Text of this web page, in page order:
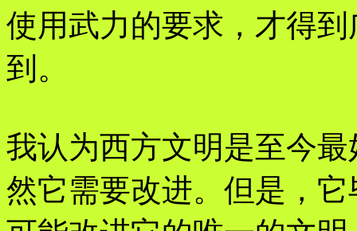
使用武力的要求，才得
到。
我认为西方文明是至今
然它需要改进。但是，